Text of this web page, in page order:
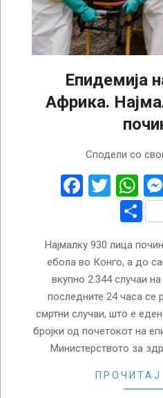
Епидемија
Африка.
Сподели со
Најмалку 930 лица
ебола во Конго, а до
вкупно 2.344 случаи
последните 24 часа се
смртни случаи, што е
бројки од почетокот на
Министерството за
ПРОЧИТАЈ